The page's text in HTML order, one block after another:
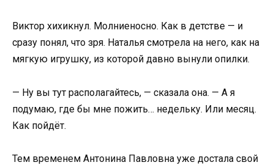
Виктор хихикнул. Молниеносно. Как в детстве — и
сразу понял, что зря. Наталья смотрела на него, как на
мягкую игрушку, из которой давно вынули опилки.
— Ну вы тут располагайтесь, — сказала она. — А я
подумаю, где бы мне пожить… недельку. Или месяц.
Как пойдёт.
Тем временем Антонина Павловна уже достала свой